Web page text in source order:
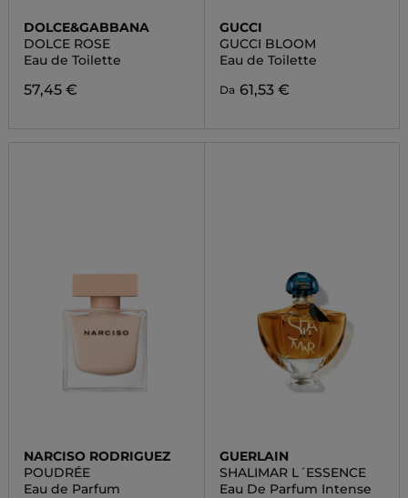
DOLCE&GABBANA
DOLCE ROSE
Eau de Toilette
57,45 €
GUCCI
GUCCI BLOOM
Eau de Toilette
Da 61,53 €
NARCISO RODRIGUEZ
POUDRÉE
Eau de Parfum
GUERLAIN
SHALIMAR L´ESSENCE
Eau De Parfum Intense